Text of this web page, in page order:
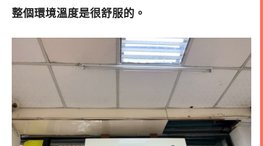
整個環境溫度是很舒服的 。